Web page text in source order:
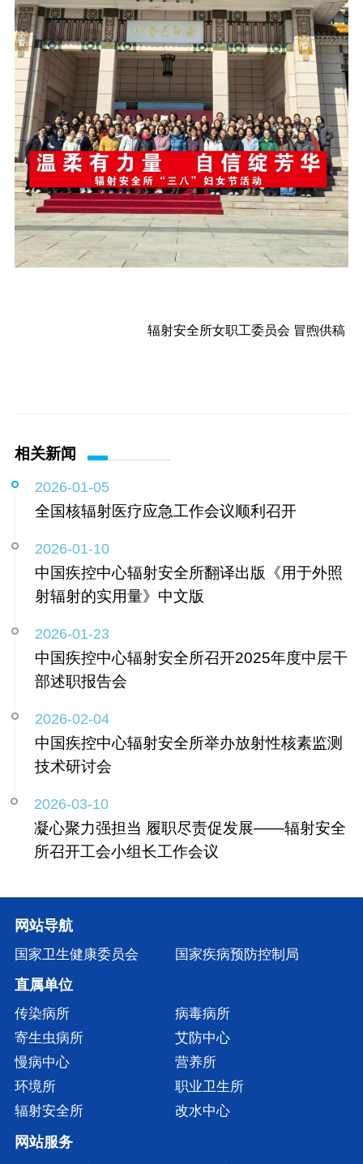
辐射安全所女职工委员会 冒煦供稿
相关新闻
2026-01-05
全国核辐射医疗应急工作会议顺利召开
2026-01-10
中国疾控中心辐射安全所翻译出版《用于外照
射辐射的实用量》中文版
2026-01-23
中国疾控中心辐射安全所召开2025年度中层干
部述职报告会
2026-02-04
中国疾控中心辐射安全所举办放射性核素监测
技术研讨会
2026-03-10
凝心聚力强担当 履职尽责促发展——辐射安全
所召开工会小组长工作会议
网站导航
国家卫生健康委员会 国家疾病预防控制局
直属单位
传染病所
病毒病所
寄生虫病所
艾防中心
慢病中心
营养所
环境所
职业卫生所
辐射安全所
改水中心
网站服务